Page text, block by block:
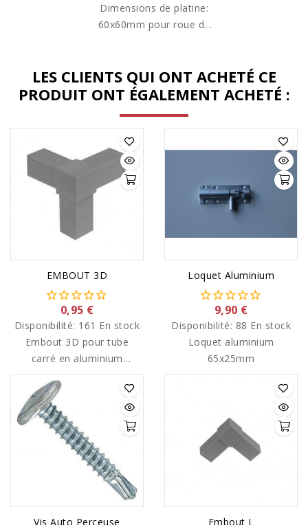
tachant, avec pare-fils,
roulements à billes de
Dimensions de platine:
60x60mm pour roue de
LES CLIENTS QUI ONT ACHETÉ CE
PRODUIT ONT ÉGALEMENT ACHETÉ :
EMBOUT 3D
0,95 €
Disponibilité: 161 En stock
Embout 3D pour tube
carré en aluminium
permettant la réalisation
de volière
Loquet Aluminium
9,90 €
Disponibilité: 88 En stock
Loquet aluminium
65x25mm
Vis Auto Perceuse Embout L